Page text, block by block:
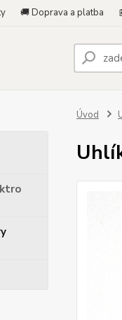
🚚 Doprava a platba
Úvod